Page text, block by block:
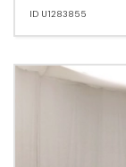
ID U1283855